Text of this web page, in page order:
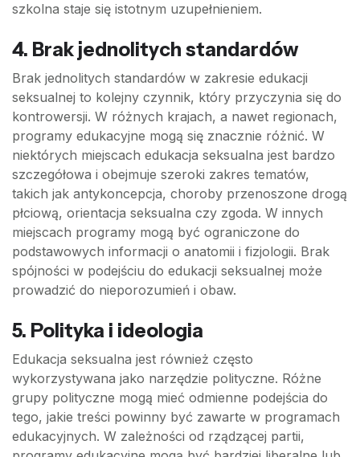
szkolna staje się istotnym uzupełnieniem.
4. Brak jednolitych standardów
Brak jednolitych standardów w zakresie edukacji
seksualnej to kolejny czynnik, który przyczynia się do
kontrowersji. W różnych krajach, a nawet regionach,
programy edukacyjne mogą się znacznie różnić. W
niektórych miejscach edukacja seksualna jest bardzo
szczegółowa i obejmuje szeroki zakres tematów,
takich jak antykoncepcja, choroby przenoszone drogą
płciową, orientacja seksualna czy zgoda. W innych
miejscach programy mogą być ograniczone do
podstawowych informacji o anatomii i fizjologii. Brak
spójności w podejściu do edukacji seksualnej może
prowadzić do nieporozumień i obaw.
5. Polityka i ideologia
Edukacja seksualna jest również często
wykorzystywana jako narzędzie polityczne. Różne
grupy polityczne mogą mieć odmienne podejścia do
tego, jakie treści powinny być zawarte w programach
edukacyjnych. W zależności od rządzącej partii,